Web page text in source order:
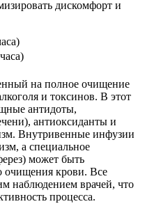
дискомфорт и
на полное очищение
и токсинов. В этот
антидоты,
антиоксиданты и
Внутривенные инфузии
а специальное
может быть
очищения крови. Все
наблюдением врачей, что
процесса.